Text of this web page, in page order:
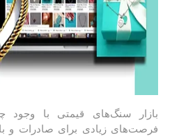
بازار سنگ‌های قیمتی با وجود
فرصت‌های زیادی برای صادرات و